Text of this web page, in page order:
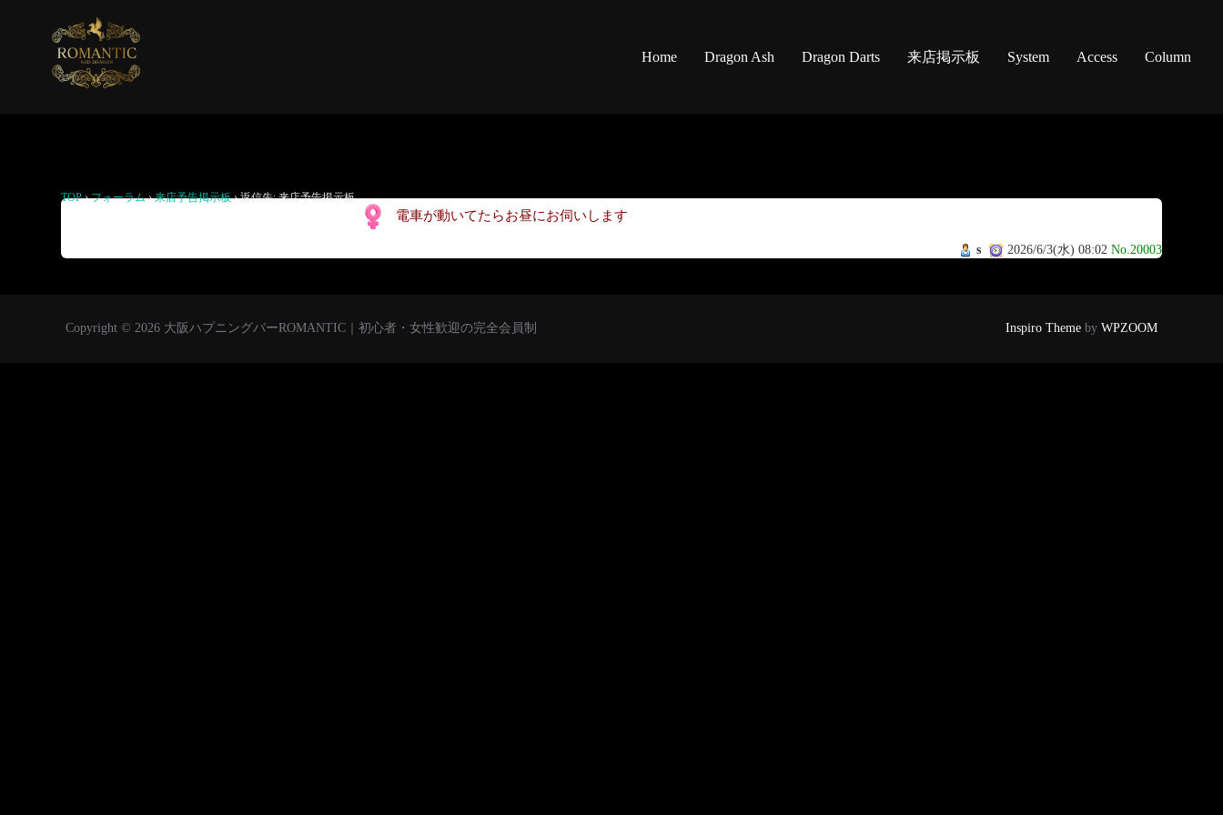
Home Dragon Ash Dragon Darts 来店掲示板 System Access Column
返信先: 来店予告掲示板
TOP › フォーラム › 来店予告掲示板 › 返信先: 来店予告掲示板
明日、電車が動いてたらお昼にお伺いします
s 2026/6/3(水) 08:02 No.20003
Copyright © 2026 大阪ハプニングバーROMANTIC｜初心者・女性歓迎の完全会員制 Inspiro Theme by WPZOOM